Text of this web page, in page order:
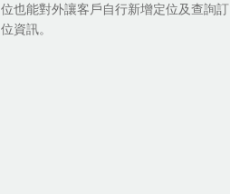
位也能對外讓客戶自行新增定位及查詢訂
位資訊。